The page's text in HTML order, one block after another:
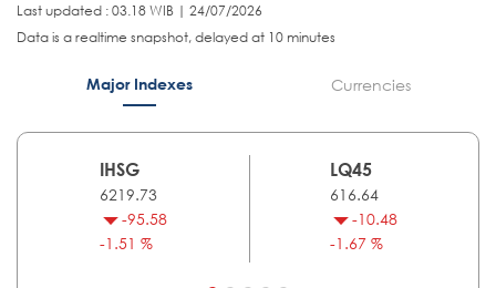
Last updated : 03.18 WIB | 24/07/2026
Data is a realtime snapshot, delayed at 10 minutes
Major Indexes Currencies
IHSG
6219.73
-95.58
-1.51 %
LQ45
616.64
-10.48
-1.67 %